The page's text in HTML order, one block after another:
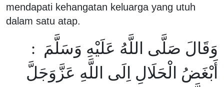
mendapati kehangatan keluarga yang utuh
dalam satu atap.
وَقَالَ صَلَّى اللَّهُ عَلَيْهِ وَسَلَّمَ :
أَبْغَضُ الْحَلَالِ اِلَى اللَّهِ عَزَّوَجَلَّ